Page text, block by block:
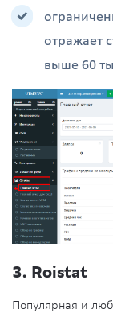
отражает
выше 60
3. Roistat
Популярная и